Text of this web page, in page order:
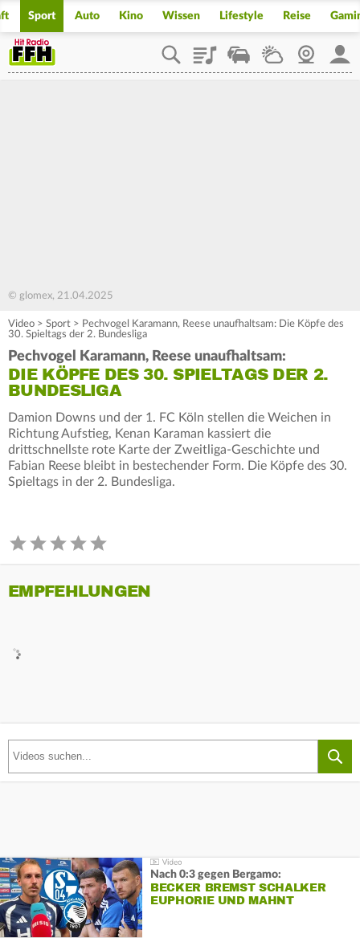
Sport Auto Kino Wissen Lifestyle Reise
PlaylistStaupilotWetterWebcam
© glomex, 21.04.2025
Video > Sport > Pechvogel Karamann, Reese unaufhaltsam: Die Köpfe des
30. Spieltags der 2. Bundesliga
Pechvogel Karamann, Reese unaufhaltsam:
DIE KÖPFE DES 30. SPIELTAGS DER 2.
BUNDESLIGA
Damion Downs und der 1. FC Köln stellen die Weichen in
Richtung Aufstieg, Kenan Karaman kassiert die
drittschnellste rote Karte der Zweitliga-Geschichte und
Fabian Reese bleibt in bestechender Form. Die Köpfe des 30.
Spieltags in der 2. Bundesliga.
EMPFEHLUNGEN
Nach 0:3 gegen Bergamo:
BECKER BREMST SCHALKER
EUPHORIE UND MAHNT